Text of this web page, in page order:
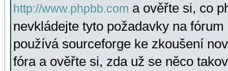
http://www.phpbb.com a ověřte si, co
nevkládejte tyto požadavky na
používá sourceforge ke zkoušení
fóra a ověřte si, zda už se něco